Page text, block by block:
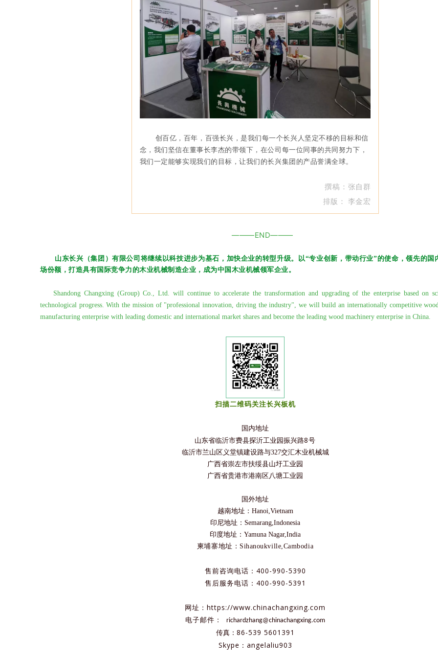
创百亿，百年，百强长兴，是我们每一个长兴人坚定不移的目标和信
念，我们坚信在董事长李杰的带领下，在公司每一位同事的共同努力下，
我们一定能够实现我们的目标，让我们的长兴集团的产品誉满全球。
撰稿 ：张自群
排版： 李金宏
———END———
山东长兴（集团）有限公司将继续以科技进步为基石，加快企业的转型升级。以“专业创新，带动行业”的使命，领先的国
场份额，打造具有国际竞争力的木业机械制造企业，成为中国木业机械领军企业。
Shandong Changxing (Group) Co., Ltd. will continue to accelerate the transformation and upgrading of the enterprise based on
technological progress. With the mission of "professional innovation, driving the industry", we will build an internationally competitive
manufacturing enterprise with leading domestic and international market shares and become the leading wood machinery enterprise in China.
扫描二维码关注长兴板机
国内地址
山东省临沂市费县探沂工业园振兴路8号
临沂市兰山区义堂镇建设路与327交汇木业机械城
广西省崇左市扶绥县山圩工业园
广西省贵港市港南区八塘工业园
国外地址
越南地址：Hanoi,Vietnam
印尼地址：Semarang,Indonesia
印度地址：Yamuna Nagar,India
柬埔寨地址：Sihanoukville,Cambodia
售前咨询电话：400-990-5390
售后服务电话：400-990-5391
网址：https://www.chinachangxing.com
电子邮件：
richardzhang@chinachangxing.com
传真： 86-539 5601391
Skype：angelaliu903